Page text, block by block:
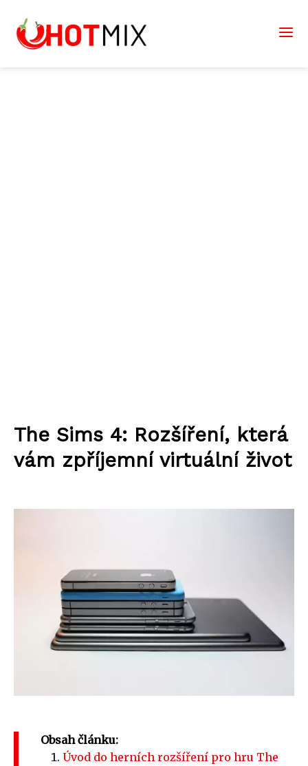
The Sims 4: Rozšíření, která
vám zpříjemní virtuální život
Obsah článku:
Úvod do herních rozšíření pro hru The